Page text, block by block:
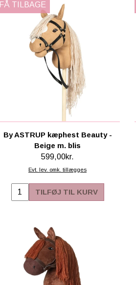
FÅ TILBAGE
By ASTRUP kæphest Beauty -
Beige m. blis
599,00kr.
Evt. lev. omk. tillægges
TILFØJ TIL KURV